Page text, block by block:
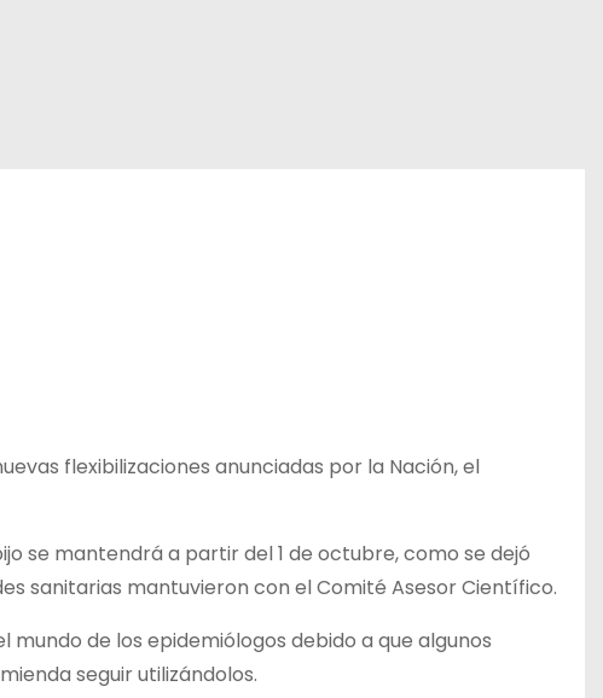
flexibilizaciones anunciadas por la Nación, el
se mantendrá a partir del 1 de octubre, como se dejó
sanitarias mantuvieron con el Comité Asesor Científico.
de los epidemiólogos debido a que algunos
seguir utilizándolos.